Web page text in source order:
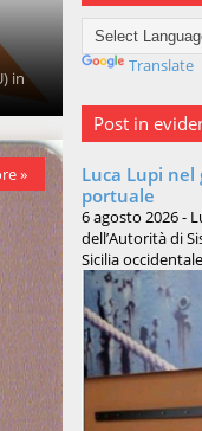
in
»
Translate
Post in
Luca Lupi
portuale
6 agosto 2026 -
dell’Autorità di
Sicilia